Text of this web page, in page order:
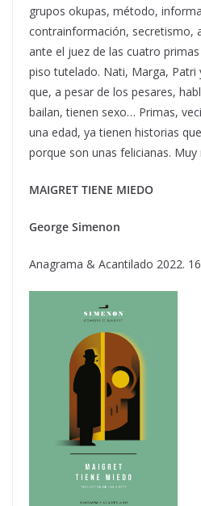
grupos okupas, método,
contrainformación, secretismo,
ante el juez de las cuatro
piso tutelado. Nati, Marga, Patri
que, a pesar de los pesares,
bailan, tienen sexo… Primas,
una edad, ya tienen historias
porque son unas felicianas. Muy
MAIGRET TIENE MIEDO
George Simenon
Anagrama & Acantilado 2022.